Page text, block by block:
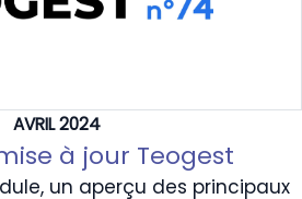
AVRIL 2024
à jour Teogest
un aperçu des principaux